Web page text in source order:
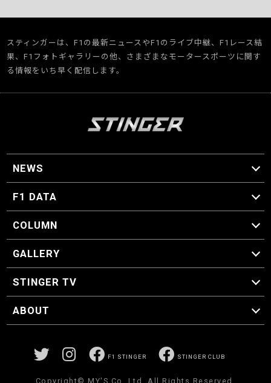
スティンガーは、F1の最新ニュースやF1のライブ中継、F1レース結
果、F1フォトギャラリーの他、さまざまなモータースポーツに関す
る情報をいち早く配信します。
NEWS
F1 ニュース
F1 DATA
F1 日程
F1 データ
COLUMN
マイ・ワンダフル・サーキット
スクーデリア・一方通行
F1に燃え、ゴルフに泣く日々。
スティングくんの部屋
GALLERY
GALLERY
STINGER TV
STINGER TV
ABOUT
F1 STINGER STINGER CLUB
Copyright© MY'S.Co.,Ltd. All Rights Reserved.